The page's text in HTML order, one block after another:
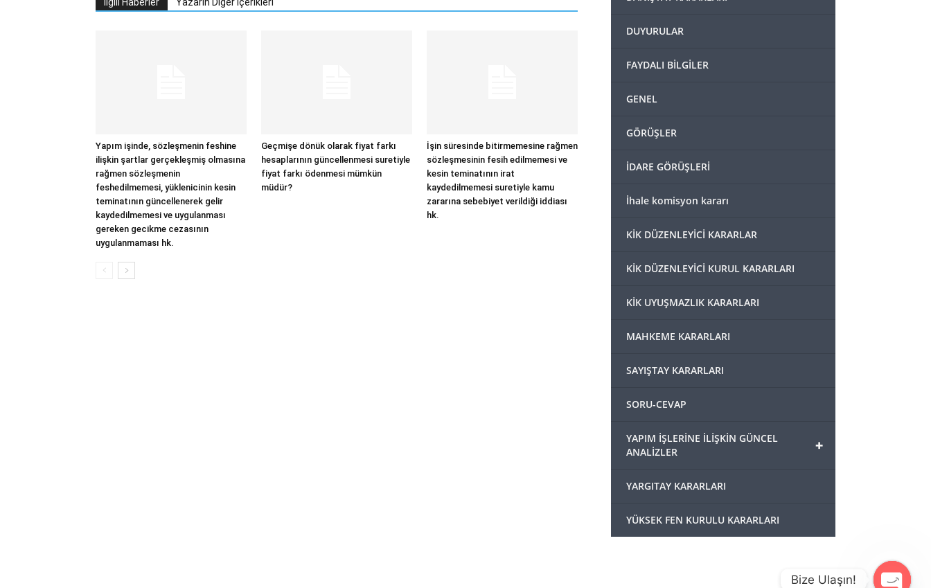
Yapım işinde, sözleşmenin feshine
ilişkin şartlar gerçekleşmiş olmasına
rağmen sözleşmenin
feshedilmemesi, yüklenicinin kesin
teminatının güncellenerek gelir
kaydedilmemesi ve uygulanması
gereken gecikme cezasının
uygulanmaması hk.
Geçmişe dönük olarak fiyat farkı
hesaplarının güncellenmesi suretiyle
fiyat farkı ödenmesi mümkün
müdür?
İşin süresinde bitirmemesine rağmen
sözleşmesinin fesih edilmemesi ve
kesin teminatının irat
kaydedilmemesi suretiyle kamu
zararına sebebiyet verildiği iddiası
hk.
DUYURULAR
FAYDALI BİLGİLER
GENEL
GÖRÜŞLER
İDARE GÖRÜŞLERİ
İhale komisyon kararı
KİK DÜZENLEYİCİ KARARLAR
KİK DÜZENLEYİCİ KURUL KARARLARI
KİK UYUŞMAZLIK KARARLARI
MAHKEME KARARLARI
SAYIŞTAY KARARLARI
SORU-CEVAP
+
YAPIM İŞLERİNE İLİŞKİN GÜNCEL
ANALİZLER
YARGITAY KARARLARI
YÜKSEK FEN KURULU KARARLARI
Bize Ulaşın!